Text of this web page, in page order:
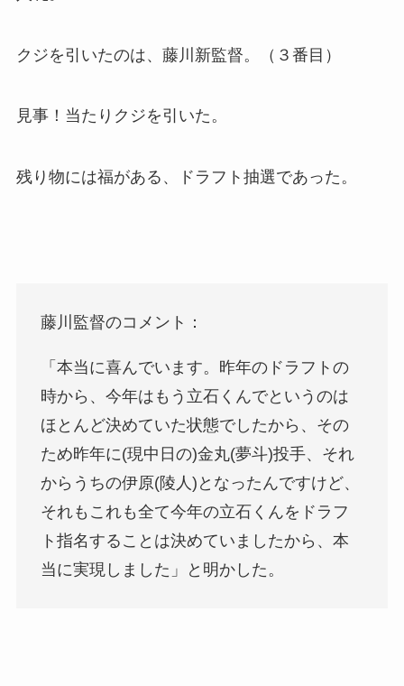
クジを引いたのは、藤川新監督。（３番目）
見事！当たりクジを引いた。
残り物には福がある、ドラフト抽選であった。
藤川監督のコメント：
「本当に喜んでいます。昨年のドラフトの
時から、今年はもう立石くんでというのは
ほとんど決めていた状態でしたから、その
ため昨年に(現中日の)金丸(夢斗)投手、それ
からうちの伊原(陵人)となったんですけど、
それもこれも全て今年の立石くんをドラフ
ト指名することは決めていましたから、本
当に実現しました」と明かした。